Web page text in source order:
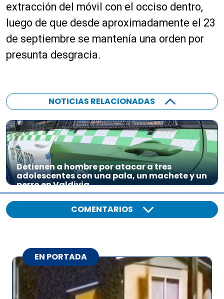
d
e
a
d
extracción del móvil con el occiso dentro,
luego de que desde aproximadamente el 23
de septiembre se mantenía una orden por
presunta desgracia.
NOTICIAS RELACIONADAS
Detienen a hombre por atacar a tres
adolescentes con una pala, un machete y un
perro en Valdivia
COMENTARIOS
EN PORTADA